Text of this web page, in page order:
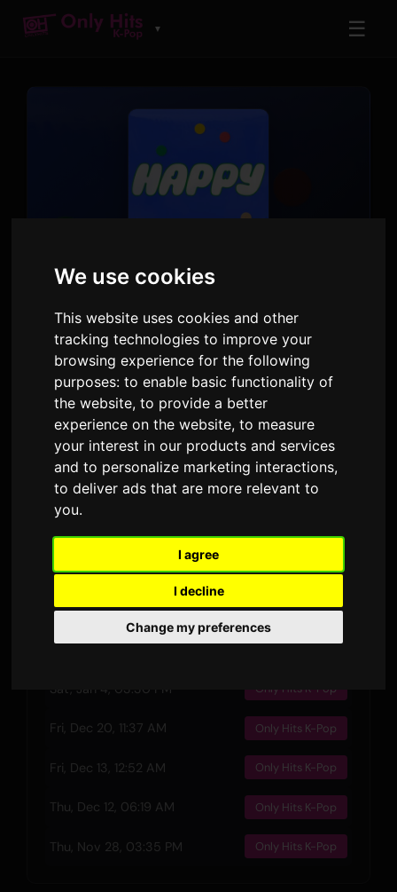
We use cookies
This website uses cookies and other
tracking technologies to improve your
browsing experience for the following
purposes:to enable basic functionality of
the website,to provide a better
experience on the website,to measure
your interest in our products and services
and to personalize marketing interactions,
to deliver ads that are more relevant to
you.
I agree
I decline
Change my preferences
▼ ☰
Heart on the Window
(with WENDY)
Jin,WENDY
Happy· Track 5
2:57
DURATION
15 November 2024
RELEASED
4
LYRIC VERSIONS
Recent Plays
Sat, Jan 4, 03:30 PM Only Hits K-Pop
Fri, Dec 20, 11:37 AM Only Hits K-Pop
Fri, Dec 13, 12:52 AM Only Hits K-Pop
Thu, Dec 12, 06:19 AM Only Hits K-Pop
Thu, Nov 28, 03:35 PM Only Hits K-Pop